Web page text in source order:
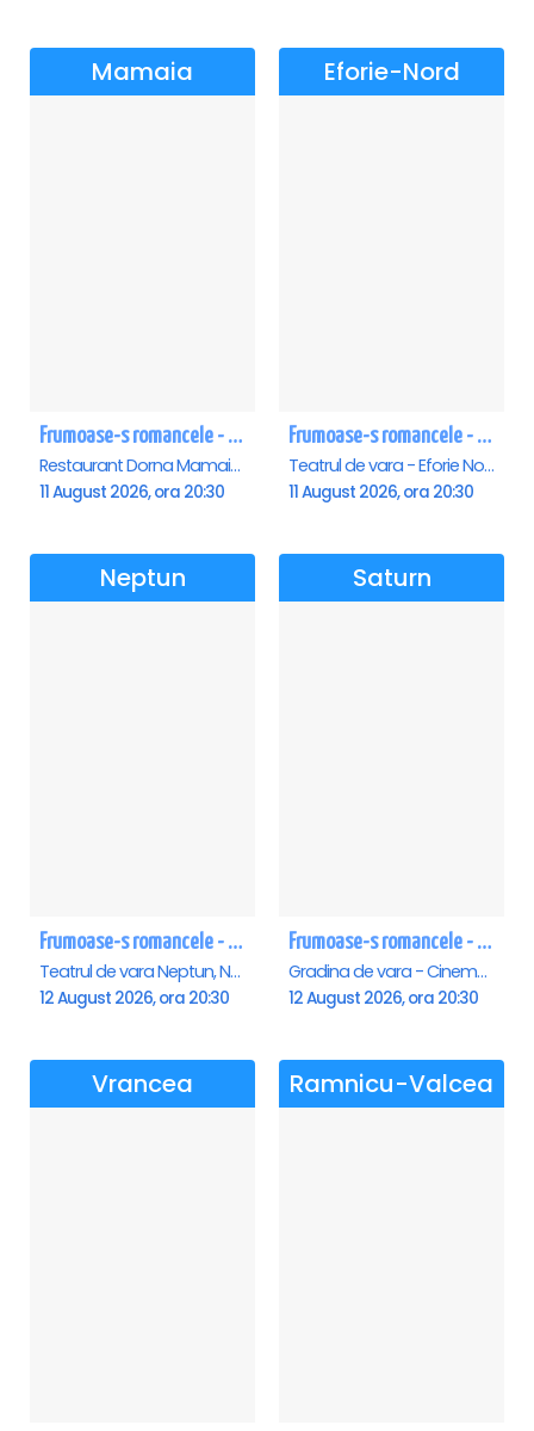
Mamaia
Frumoase-s romancele - Mamaia
Restaurant Dorna Mamaia, Mamaia
11 August 2026, ora 20:30
Eforie-Nord
Frumoase-s romancele - Eforie Nord
Teatrul de vara - Eforie Nord, Eforie-Nord
11 August 2026, ora 20:30
Neptun
Frumoase-s romancele - Neptun
Teatrul de vara Neptun, Neptun
12 August 2026, ora 20:30
Saturn
Frumoase-s romancele - Saturn
Gradina de vara - Cinema Saturn, Saturn
12 August 2026, ora 20:30
Vrancea Ramnicu-Valcea